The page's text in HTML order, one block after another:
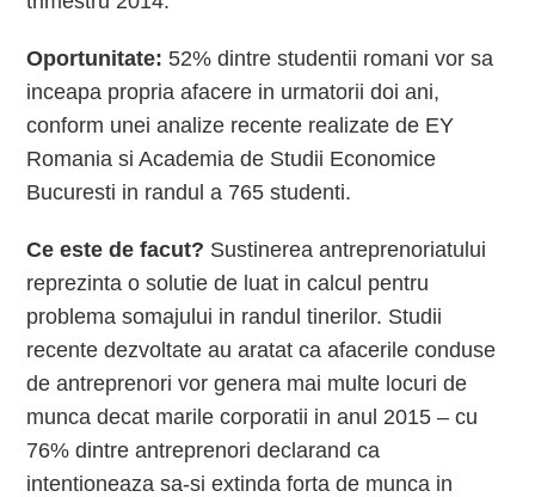
Oportunitate: 52% dintre studentii romani vor sa
inceapa propria afacere in urmatorii doi ani,
conform unei analize recente realizate de EY
Romania si Academia de Studii Economice
Bucuresti in randul a 765 studenti.
Ce este de facut? Sustinerea antreprenoriatului
reprezinta o solutie de luat in calcul pentru
problema somajului in randul tinerilor. Studii
recente dezvoltate au aratat ca afacerile conduse
de antreprenori vor genera mai multe locuri de
munca decat marile corporatii in anul 2015 – cu
76% dintre antreprenori declarand ca
intentioneaza sa-si extinda forta de munca in